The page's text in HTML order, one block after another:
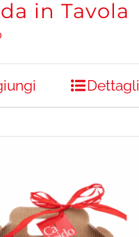
in Tavola
Dettagli